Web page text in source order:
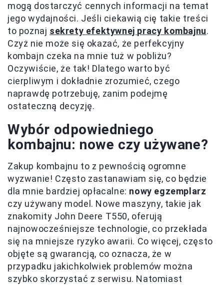
mogą dostarczyć cennych informacji na temat
jego wydajności. Jeśli ciekawią cię takie treści
to poznaj sekrety efektywnej pracy kombajnu.
Czyż nie może się okazać, że perfekcyjny
kombajn czeka na mnie tuż w pobliżu?
Oczywiście, że tak! Dlatego warto być
cierpliwym i dokładnie zrozumieć, czego
naprawdę potrzebuję, zanim podejmę
ostateczną decyzję.
Wybór odpowiedniego
kombajnu: nowe czy używane?
Zakup kombajnu to z pewnością ogromne
wyzwanie! Często zastanawiam się, co będzie
dla mnie bardziej opłacalne: nowy egzemplarz
czy używany model. Nowe maszyny, takie jak
znakomity John Deere T550, oferują
najnowocześniejsze technologie, co przekłada
się na mniejsze ryzyko awarii. Co więcej, często
objęte są gwarancją, co oznacza, że w
przypadku jakichkolwiek problemów można
szybko skorzystać z serwisu. Natomiast